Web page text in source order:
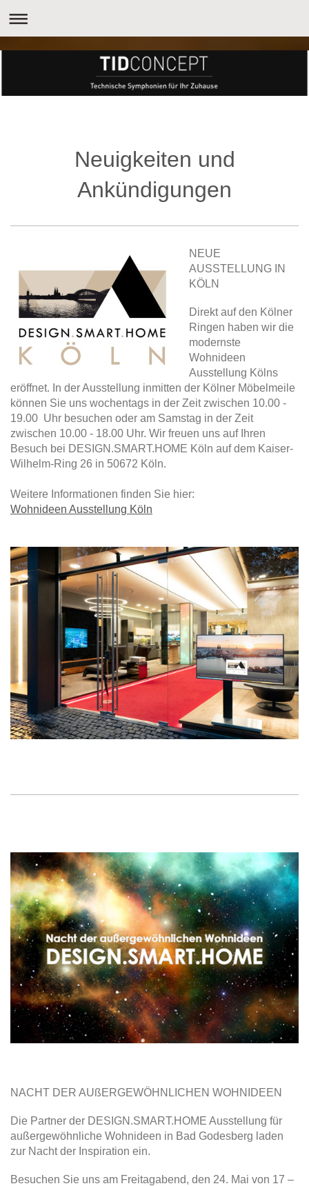
Neuigkeiten und
Ankündigungen
NEUE
AUSSTELLUNG IN
KÖLN
Direkt auf den Kölner
Ringen haben wir die
modernste
Wohnideen
Ausstellung Kölns
eröffnet. In der Ausstellung inmitten der Kölner Möbelmeile
können Sie uns wochentags in der Zeit zwischen 10.00 -
19.00 Uhr besuchen oder am Samstag in der Zeit
zwischen 10.00 - 18.00 Uhr. Wir freuen uns auf Ihren
Besuch bei DESIGN.SMART.HOME Köln auf dem Kaiser-
Wilhelm-Ring 26 in 50672 Köln.
Weitere Informationen finden Sie hier:
Wohnideen Ausstellung Köln
NACHT DER AUßERGEWÖHNLICHEN WOHNIDEEN
Die Partner der DESIGN.SMART.HOME Ausstellung für
außergewöhnliche Wohnideen in Bad Godesberg laden
zur Nacht der Inspiration ein.
Besuchen Sie uns am Freitagabend, den 24. Mai von 17 –